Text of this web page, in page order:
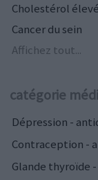
Cholestérol élevé
Cancer du sein
Affichez tout...
catégorie
Dépression -
Contraception -
Glande thyroïde